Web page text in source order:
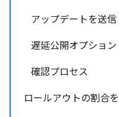
アップデートを送信
遅延公開オプション
確認プロセス
ロールアウトの割合